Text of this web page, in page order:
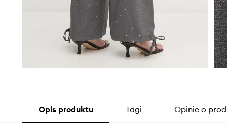
Opis produktu Tagi Opinie o